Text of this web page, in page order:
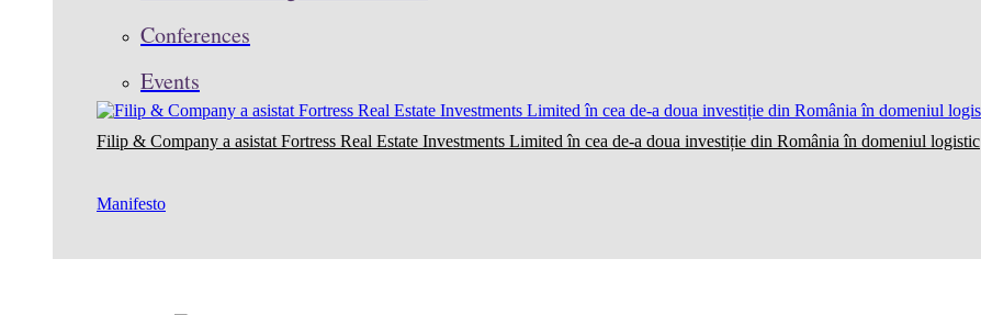
Conferences
Events
Filip & Company a asistat Fortress Real Estate Investments Limited în cea de-a doua investiție din România în domeniul logistic
Manifesto